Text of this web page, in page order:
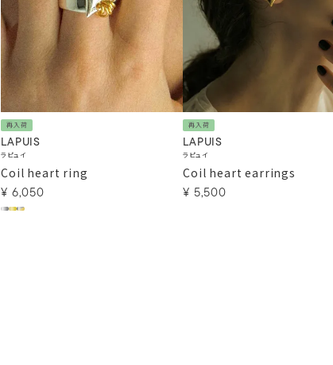
再入荷
LAPUIS
ラピュイ
Coil heart ring
¥ 6,050
再入荷
LAPUIS
ラピュイ
Coil heart earrings
¥ 5,500